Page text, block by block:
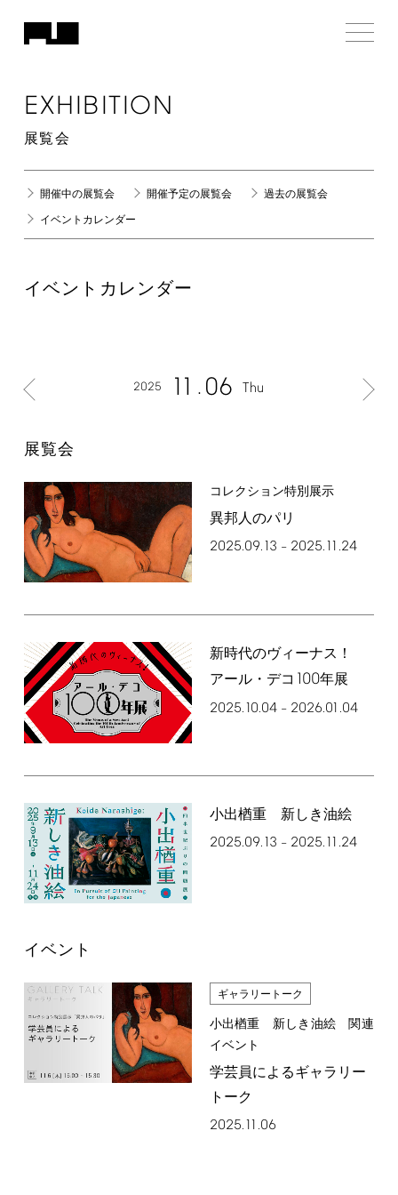
EXHIBITION
展覧会
開催中の展覧会 開催予定の展覧会 過去の展覧会
イベントカレンダー
イベントカレンダー
2025 11 06 Thu
展覧会
コレクション特別展示
異邦人のパリ
2025.09.13 – 2025.11.24
新時代のヴィーナス！
アール・デコ 100年展
2025.10.04– 2026.01.04
小出楢󠄀重 新しき油絵
2025.09.13 – 2025.11.24
イベント
ギャラリートーク
小出楢󠄀重 新しき油絵 関連
イベント
学芸員によるギャラリー
トーク
2025.11.06